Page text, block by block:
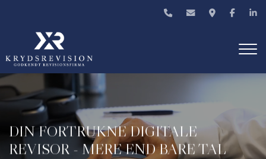
hovedindhold
DIN FORTRUKNE DIGITALE
REVISOR - MERE END BARE TAL